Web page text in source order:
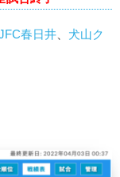
春日井
犬山ク